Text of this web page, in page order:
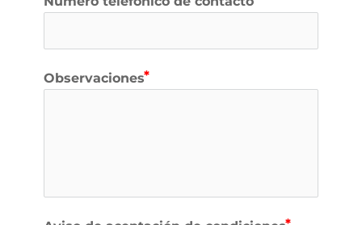
Observaciones